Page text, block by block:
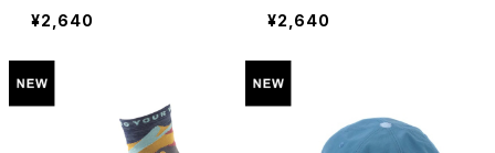
Socks（スプラウトグリー
ン）
¥2,640
（スノーホワイト）
¥2,640